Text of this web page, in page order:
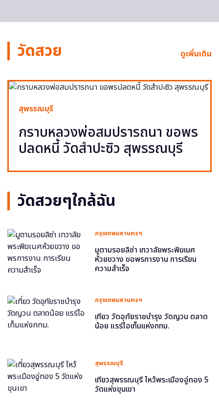
วัดสวย ดูเพิ่มเติม
สุพรรณบุรี
กราบหลวงพ่อสมปรารถนา ขอพร
ปลดหนี้ วัดสำปะซิว สุพรรณบุรี
วัดสวยๆใกล้ฉัน
กรุงเทพมหานครฯ
มูตามรอยลิซ่า เทวาลัยพระพิฆเนศ
ห้วยขวาง ขอพรการงาน การเรียน
ความสำเร็จ
กรุงเทพมหานครฯ
เที่ยว วัดอุภัยราชบำรุง วัดญวน ตลาด
น้อย แรร์ไอเท็มแห่งกทม.
สุพรรณบุรี
เที่ยวสุพรรณบุรี ไหว้พระเมืองอู่ทอง 5
วัดแห่งขุนเขา